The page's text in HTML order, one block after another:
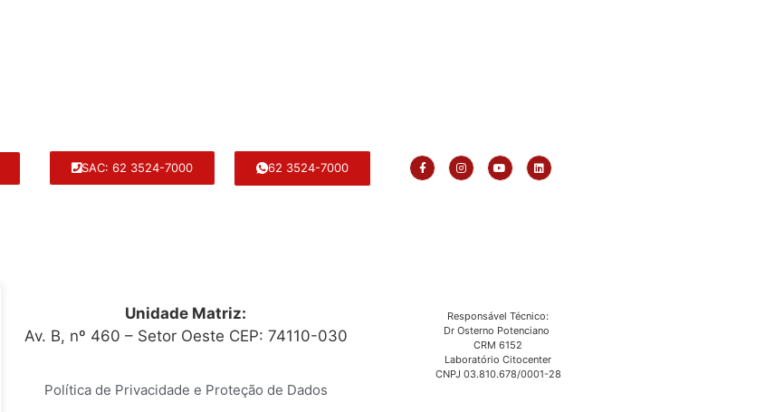
SAC: 62 3524-7000 62 3524-7000
Unidade Matriz:
Av. B, nº 460 – Setor Oeste CEP: 74110-030
Política de Privacidade e Proteção de Dados
Responsável Técnico:
Dr Osterno Potenciano
CRM 6152
Laboratório Citocenter
CNPJ 03.810.678/0001-28